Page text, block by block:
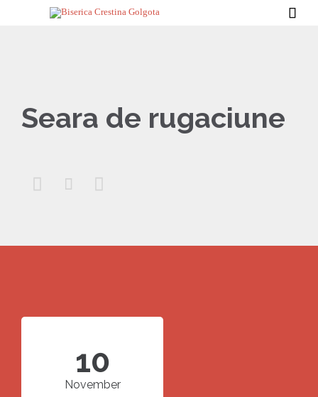

Seara de rugaciune
  
10
November